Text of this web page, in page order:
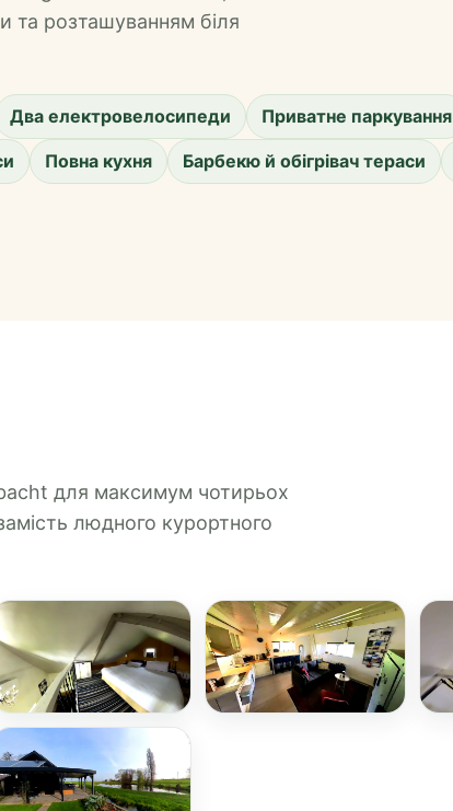
та розташуванням біля
Два електровелосипеди Приватне паркування
Повна кухня Барбекю й обігрівач тераси
для максимум чотирьох
людного курортного